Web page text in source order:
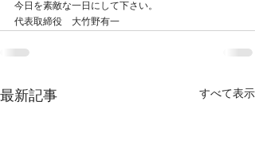
今日を素敵な一日にして下さい。
代表取締役　大竹野有一
最新記事 すべて表示